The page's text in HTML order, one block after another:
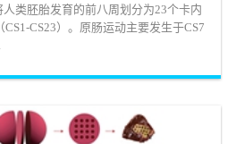
类胚胎发育的前八周划分为23个卡内
CS1-CS23）。原肠运动主要发生于CS7